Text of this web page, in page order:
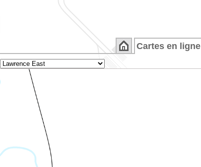
Cartes en ligne